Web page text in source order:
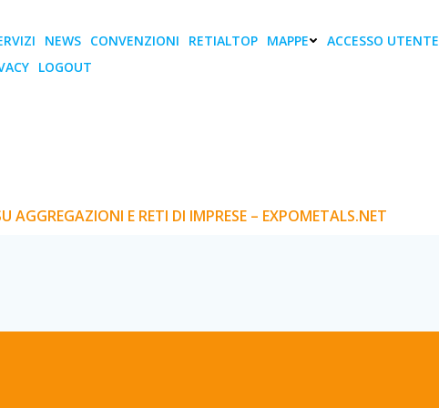
NEWS CONVENZIONI RETIALTOP MAPPE ACCESSO UTENTE
LOGOUT
AGGREGAZIONI E RETI DI IMPRESE – EXPOMETALS.NET